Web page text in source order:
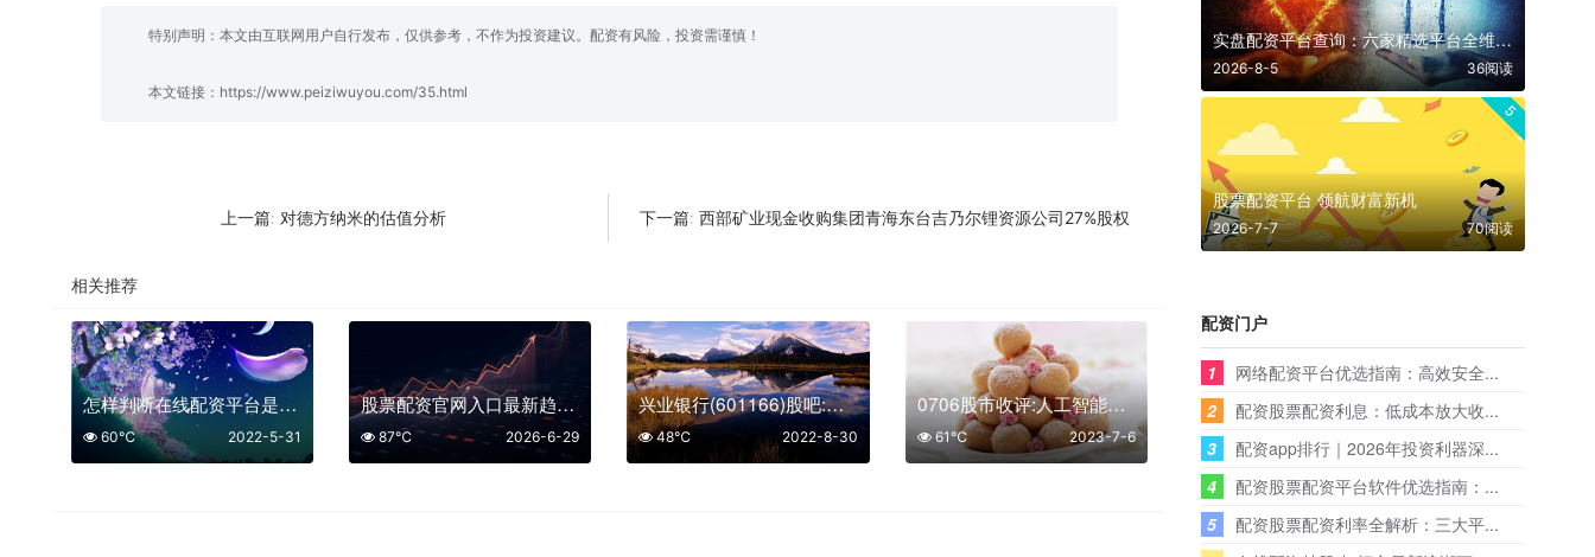
特别声明：本文由互联网用户自行发布，仅供参考，不作为投资建议。配资有风险，投资需谨慎！
本文链接： https://www.peiziwuyou.com/35.html
上一篇: 对德方纳米的估值分析 下一篇: 西部矿业现金收购集团青海东台吉乃尔锂资源公司27%股权
相关推荐
怎样判断在线配资平台是否值得合作
2022-5-31
60℃
股票配资官网入口最新趋势与三大平台实用指南
2026-6-29
87℃
兴业银行(601166)股吧:兴业银行股票为什么大跌
2022-8-30
48℃
0706股市收评:人工智能终于有反弹迹象!
2023-7-6
61℃
实盘配资平台查询：六家精选平台全维度测评
2026-8-5 36阅读
5
股票配资平台 领航财富新机
2026-7-7 70阅读
配资门户
1
网络配资平台优选指南：高效安全...
2
配资股票配资利息：低成本放大收...
3
配资app排行｜2026年投资利器深...
4
配资股票配资平台软件优选指南：...
5
配资股票配资利率全解析：三大平...